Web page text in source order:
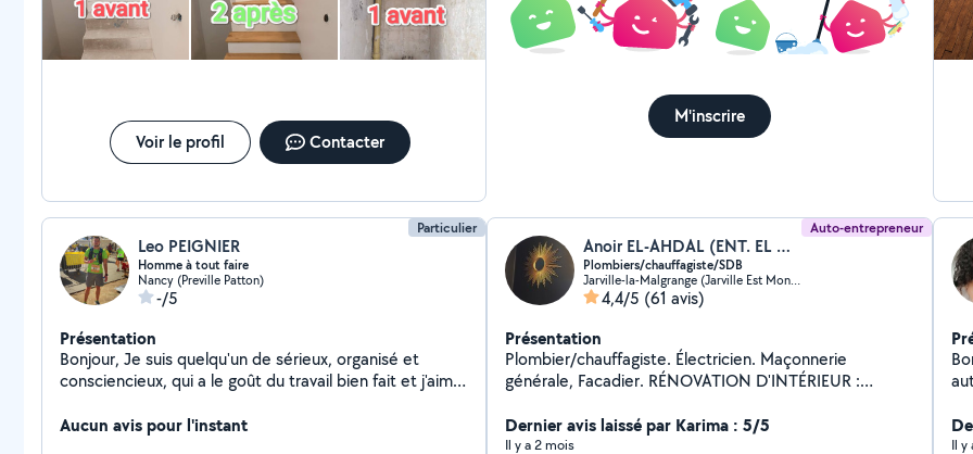
Voir le profil Contacter
M'inscrire
Particulier
Leo PEIGNIER
Homme à tout faire
Nancy (Preville Patton)
-/5
Présentation
Bonjour, Je suis quelqu'un de sérieux, organisé et
consciencieux, qui a le goût du travail bien fait et j'aime
suivants: - ménage - peinture - détapissage/tapissage -
Aucun avis pour l'instant
Auto-entrepreneur
Anoir EL-AHDAL (ENT. EL AHDAL)
Plombiers/chauffagiste/SDB
Jarville-la-Malgrange (Jarville Est Montaigu)
4,4/5 (61 avis)
Présentation
Plombier/chauffagiste. Électricien. Maçonnerie
générale, Facadier. RÉNOVATION D'INTÉRIEUR :
CONDUCTEUR D'ENGINS : CACES TP 2,4. CACES
LOGISTIQUE 1,3,5. Dynamique et consciencieux. Je
Dernier avis laissé par Karima : 5/5
Il y a 2 mois
!Il y